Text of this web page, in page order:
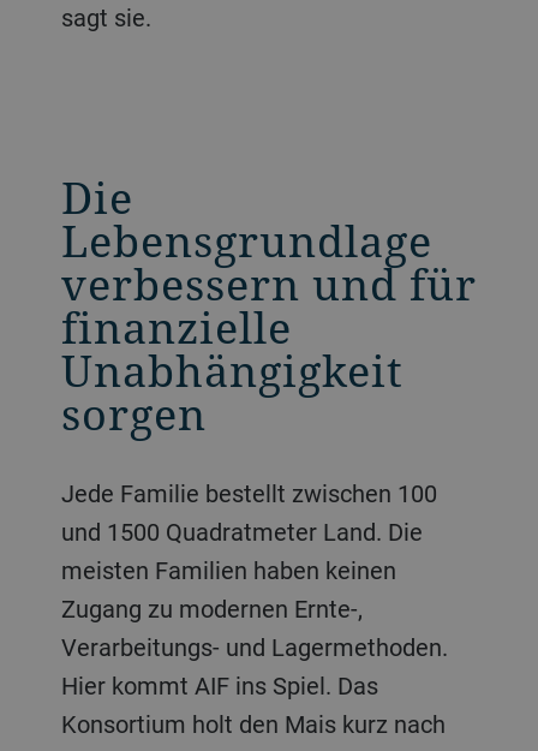
sagt sie.
Die
Lebensgrundlage
verbessern und für
finanzielle
Unabhängigkeit
sorgen
Jede Familie bestellt zwischen 100
und 1500 Quadratmeter Land. Die
meisten Familien haben keinen
Zugang zu modernen Ernte-,
Verarbeitungs- und Lagermethoden.
Hier kommt AIF ins Spiel. Das
Konsortium holt den Mais kurz nach